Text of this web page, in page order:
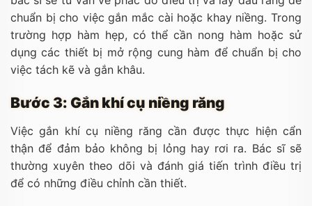
chuẩn bị cho việc gắn mắc cài hoặc khay niềng. Trong
trường hợp hàm hẹp, có thể cần nong hàm hoặc sử
dụng các thiết bị mở rộng cung hàm để chuẩn bị cho
việc tách kẽ và gắn khâu.
Bước 3: Gắn khí cụ niềng răng
Việc gắn khí cụ niềng răng cần được thực hiện cẩn
thận để đảm bảo không bị lỏng hay rơi ra. Bác sĩ sẽ
thường xuyên theo dõi và đánh giá tiến trình điều trị
để có những điều chỉnh cần thiết.